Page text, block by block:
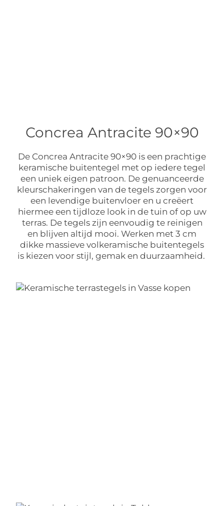
Concrea Antracite 90×90
De Concrea Antracite 90×90 is een prachtige
keramische buitentegel met op iedere tegel
een uniek eigen patroon. De genuanceerde
kleurschakeringen van de tegels zorgen voor
een levendige buitenvloer en u creëert
hiermee een tijdloze look in de tuin of op uw
terras. De tegels zijn eenvoudig te reinigen
en blijven altijd mooi. Werken met 3 cm
dikke massieve volkeramische buitentegels
is kiezen voor stijl, gemak en duurzaamheid.